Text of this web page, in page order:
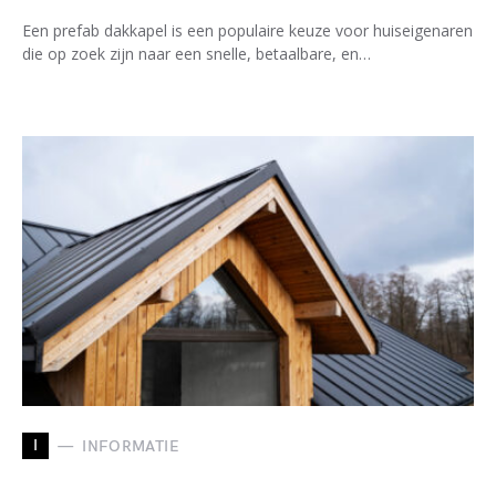
Een prefab dakkapel is een populaire keuze voor huiseigenaren
die op zoek zijn naar een snelle, betaalbare, en…
I INFORMATIE